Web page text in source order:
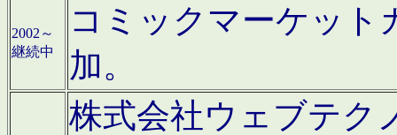
2002～
継続中
コミックマーケット
加。
株式会社ウェブテク